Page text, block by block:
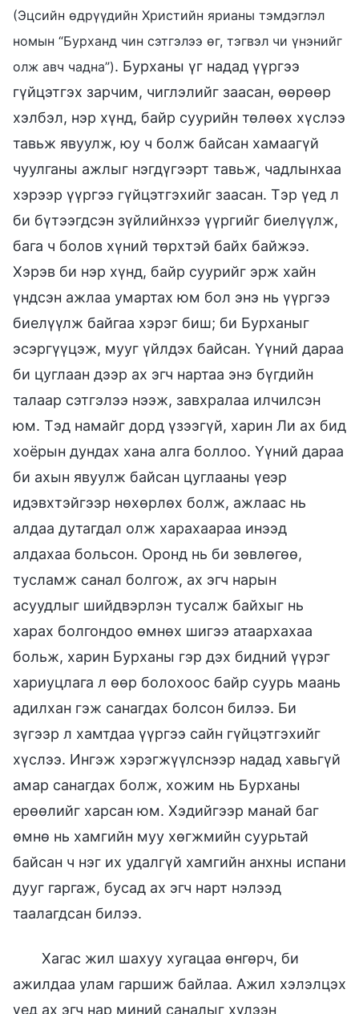
(Эцсийн өдрүүдийн Христийн ярианы тэмдэглэл
номын “Бурханд чин сэтгэлээ өг, тэгвэл чи үнэнийг
олж авч чадна”). Бурханы үг надад үүргээ
гүйцэтгэх зарчим, чиглэлийг заасан, өөрөөр
хэлбэл, нэр хүнд, байр суурийн төлөөх хүслээ
тавьж явуулж, юу ч болж байсан хамаагүй
чуулганы ажлыг нэгдүгээрт тавьж, чадлынхаа
хэрээр үүргээ гүйцэтгэхийг заасан. Тэр үед л
би бүтээгдсэн зүйлийнхээ үүргийг биелүүлж,
бага ч болов хүний төрхтэй байх байжээ.
Хэрэв би нэр хүнд, байр суурийг эрж хайн
үндсэн ажлаа умартах юм бол энэ нь үүргээ
биелүүлж байгаа хэрэг биш; би Бурханыг
эсэргүүцэж, мууг үйлдэх байсан. Үүний дараа
би цуглаан дээр ах эгч нартаа энэ бүгдийн
талаар сэтгэлээ нээж, завхралаа илчилсэн
юм. Тэд намайг дорд үзээгүй, харин Ли ах бид
хоёрын дундах хана алга боллоо. Үүний дараа
би ахын явуулж байсан цуглааны үеэр
идэвхтэйгээр нөхөрлөх болж, ажлаас нь
алдаа дутагдал олж харахаараа инээд
алдахаа больсон. Оронд нь би зөвлөгөө,
тусламж санал болгож, ах эгч нарын
асуудлыг шийдвэрлэн тусалж байхыг нь
харах болгондоо өмнөх шигээ атаархахаа
больж, харин Бурханы гэр дэх бидний үүрэг
хариуцлага л өөр болохоос байр суурь маань
адилхан гэж санагдах болсон билээ. Би
зүгээр л хамтдаа үүргээ сайн гүйцэтгэхийг
хүслээ. Ингэж хэрэгжүүлснээр надад хавьгүй
амар санагдах болж, хожим нь Бурханы
ерөөлийг харсан юм. Хэдийгээр манай баг
өмнө нь хамгийн муу хөгжмийн суурьтай
байсан ч нэг их удалгүй хамгийн анхны испани
дууг гаргаж, бусад ах эгч нарт нэлээд
таалагдсан билээ.
Хагас жил шахуу хугацаа өнгөрч, би
ажилдаа улам гаршиж байлаа. Ажил хэлэлцэх
үед ах эгч нар миний саналыг хүлээн